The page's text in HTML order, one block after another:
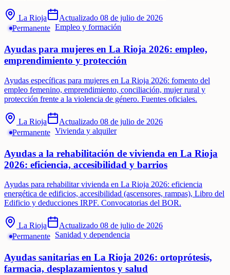
La Rioja Actualizado 08 de julio de 2026
Permanente Empleo y formación
Ayudas para mujeres en La Rioja 2026: empleo,
emprendimiento y protección
Ayudas específicas para mujeres en La Rioja 2026: fomento del
empleo femenino, emprendimiento, conciliación, mujer rural y
protección frente a la violencia de género. Fuentes oficiales.
La Rioja Actualizado 08 de julio de 2026
Permanente Vivienda y alquiler
Ayudas a la rehabilitación de vivienda en La Rioja
2026: eficiencia, accesibilidad y barrios
Ayudas para rehabilitar vivienda en La Rioja 2026: eficiencia
energética de edificios, accesibilidad (ascensores, rampas), Libro del
Edificio y deducciones IRPF. Convocatorias del BOR.
La Rioja Actualizado 08 de julio de 2026
Permanente
Sanidad y dependencia
Ayudas sanitarias en La Rioja 2026: ortoprótesis,
farmacia, desplazamientos y salud